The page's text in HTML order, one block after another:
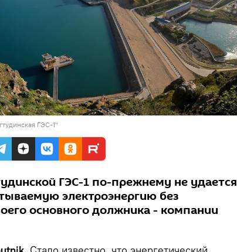
ГЭС-1"
ГЭС-1 по-прежнему не удается
электроэнергию без
основного должника - компании